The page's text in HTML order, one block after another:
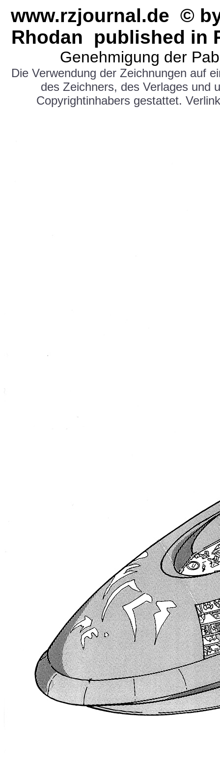
www.rzjournal.de ©
Rhodan published in
Genehmigung der
Die Verwendung der Zeichnungen auf
des Zeichners, des Verlages und
Copyrightinhabers gestattet.